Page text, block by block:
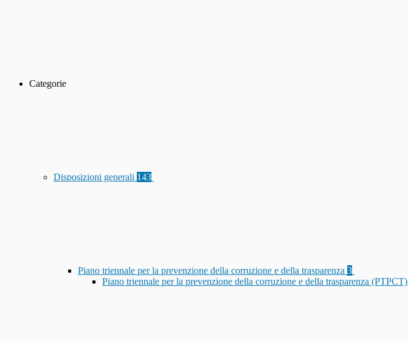
Categorie
Disposizioni generali 143
Piano triennale per la prevenzione della corruzione e della trasparenza 3
Piano triennale per la prevenzione della corruzione e della trasparenza (PTPCT)